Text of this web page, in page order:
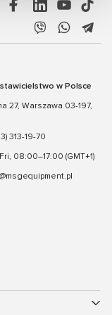
w Polsce
27, Warszawa 03-197,
313-19-70
08:00–17:00 (GMT+1)